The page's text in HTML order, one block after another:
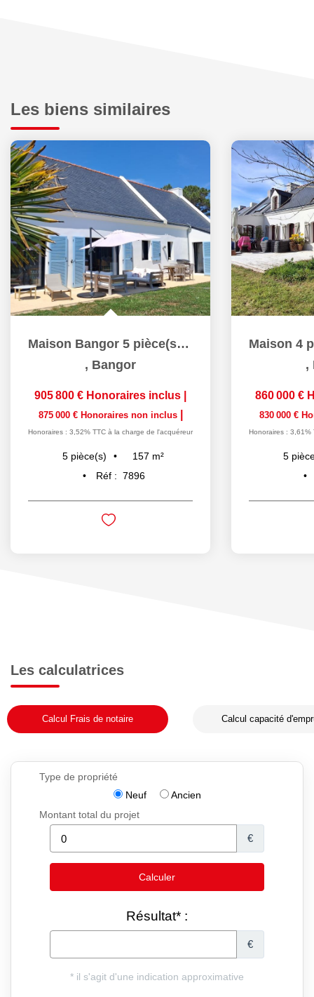
Les biens similaires
Maison Bangor 5 pièce(s) 156.76 m2
, Bangor
905 800 € Honoraires inclus
875 000 € Honoraires non inclus
Honoraires : 3,52% TTC à la charge de l'acquéreur
5 pièce(s) 157 m²
Réf : 7896
,
860 000 €
830 000 €
Honoraires : 3,61%
5
Les calculatrices
Calcul Frais de notaire Calcul capacité